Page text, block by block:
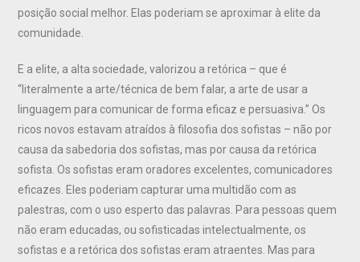
posição social melhor. Elas poderiam se aproximar à elite da
comunidade.
E a elite, a alta sociedade, valorizou a retórica – que é
“literalmente a arte/técnica de bem falar, a arte de usar a
linguagem para comunicar de forma eficaz e persuasiva.” Os
ricos novos estavam atraídos à filosofia dos sofistas – não por
causa da sabedoria dos sofistas, mas por causa da retórica
sofista. Os sofistas eram oradores excelentes, comunicadores
eficazes. Eles poderiam capturar uma multidão com as
palestras, com o uso esperto das palavras. Para pessoas quem
não eram educadas, ou sofisticadas intelectualmente, os
sofistas e a retórica dos sofistas eram atraentes. Mas para